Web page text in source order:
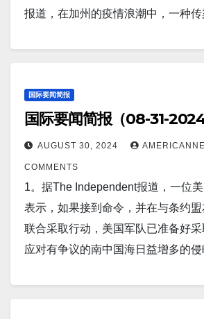
报道，在加州的疫情浪潮中，一种
体。 XEC 首次在德国被发现，此后
和科学家的关注。 Screenshot 3。
专家表示，在库尔斯克取得成功后，
是向盟友展示其能够重新获得主动
分。但他们表示，由于人力有限以
推进，此举可能会适得其反。
LiveScience报道，一项小型研究发
氨酸含量较高以及尿素循环异常高
国际要闻简报
国际要闻简报（08-31-2024
AUGUST 30, 2024
COMMENTS
1。据The Independent报道，一位
表示，如果接到命令，并在与条约
联合采取行动，美国军队已准备好采
应对有争议的南中国海日益增多的侵